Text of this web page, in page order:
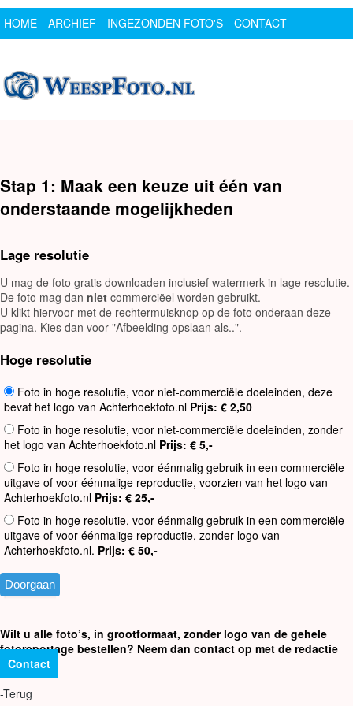
HOME ARCHIEF INGEZONDEN FOTO'S
CONTACT
Stap 1: Maak een keuze uit één van
onderstaande mogelijkheden
Lage resolutie
U mag de foto gratis downloaden inclusief watermerk in lage resolutie.
De foto mag dan niet commerciëel worden gebruikt.
U klikt hiervoor met de rechtermuisknop op de foto onderaan deze
pagina. Kies dan voor "Afbeelding opslaan als..".
Hoge resolutie
Foto in hoge resolutie, voor niet-commerciële doeleinden, deze
bevat het logo van Achterhoekfoto.nl Prijs: € 2,50
Foto in hoge resolutie, voor niet-commerciële doeleinden, zonder
het logo van Achterhoekfoto.nl Prijs: € 5,-
Foto in hoge resolutie, voor éénmalig gebruik in een commerciële
uitgave of voor éénmalige reproductie, voorzien van het logo van
Achterhoekfoto.nl Prijs: € 25,-
Foto in hoge resolutie, voor éénmalig gebruik in een commerciële
uitgave of voor éénmalige reproductie, zonder logo van
Achterhoekfoto.nl. Prijs: € 50,-
Wilt u alle foto’s, in grootformaat, zonder logo van de gehele
fotoreportage bestellen? Neem dan contact op met de redactie
Contact
-Terug